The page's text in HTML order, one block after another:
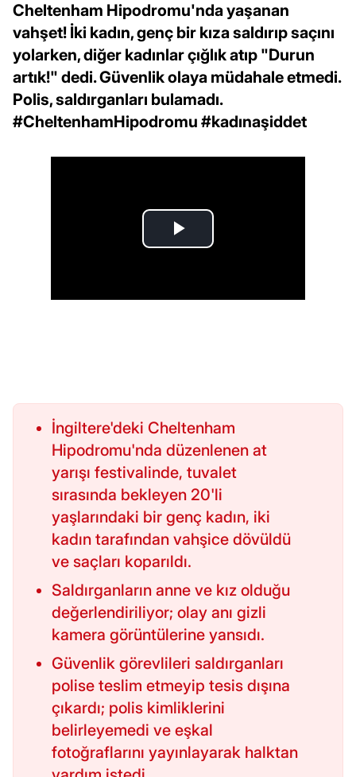
Cheltenham Hipodromu'nda yaşanan
vahşet! İki kadın, genç bir kıza saldırıp saçını
yolarken, diğer kadınlar çığlık atıp "Durun
artık!" dedi. Güvenlik olaya müdahale etmedi.
Polis, saldırganları bulamadı.
#CheltenhamHipodromu #kadınaşiddet
İngiltere'deki Cheltenham
Hipodromu'nda düzenlenen at
yarışı festivalinde, tuvalet
sırasında bekleyen 20'li
yaşlarındaki bir genç kadın, iki
kadın tarafından vahşice dövüldü
ve saçları koparıldı.
Saldırganların anne ve kız olduğu
değerlendiriliyor; olay anı gizli
kamera görüntülerine yansıdı.
Güvenlik görevlileri saldırganları
polise teslim etmeyip tesis dışına
çıkardı; polis kimliklerini
belirleyemedi ve eşkal
fotoğraflarını yayınlayarak halktan